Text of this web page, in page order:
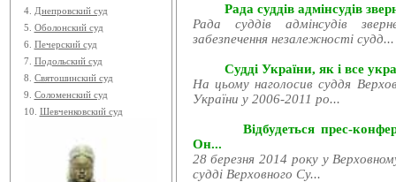
4. Днепровский суд
5. Оболонский суд
6. Печерский суд
7. Подольский суд
8. Святошинский суд
9. Соломенский суд
10. Шевченковский суд
Рада суддів адмінсудів
Рада суддів адмінсудів
забезпечення незалежності судд...
Судді України, як і все
На цьому наголосив суддя
України у 2006-2011 ро...
Відбудеться прес-
Он...
28 березня 2014 року у
судді Верховного Су...